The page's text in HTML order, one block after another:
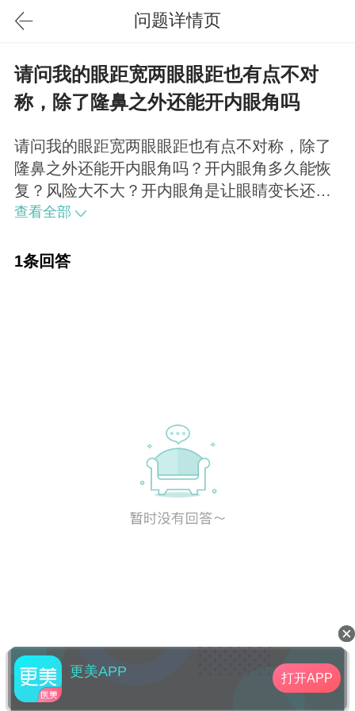
问题详情页
请问我的眼距宽两眼眼距也有点不对
称，除了隆鼻之外还能开内眼角吗
请问我的眼距宽两眼眼距也有点不对称，除了
隆鼻之外还能开内眼角吗？开内眼角多久能恢
复？风险大不大？开内眼角是让眼睛变长还是
变大呢我的眼睛蛮长的但不高可以开眼角，一
右。选择好的医院和医生，可以把风险降到最
查看全部
1条回答
更美APP 打开APP